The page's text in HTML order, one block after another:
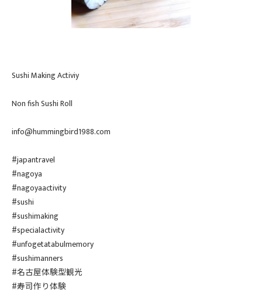
Sushi Making Activiy
Non fish Sushi Roll
info@hummingbird1988.com
#japantravel
#nagoya
#nagoyaactivity
#sushi
#sushimaking
#specialactivity
#unfogetatabulmemory
#sushimanners
#名古屋体験型観光
#寿司作り体験